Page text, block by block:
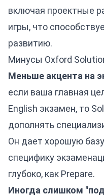
включая проектные
игры, что
развитию.
Минусы Oxford
Меньше акцента на
если ваша главная
English экзамен, то
дополнять
Он дает хорошую
специфику
глубоко, как Prepare.
Иногда слишком